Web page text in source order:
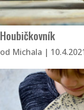
Houbičkovník
od Michala |